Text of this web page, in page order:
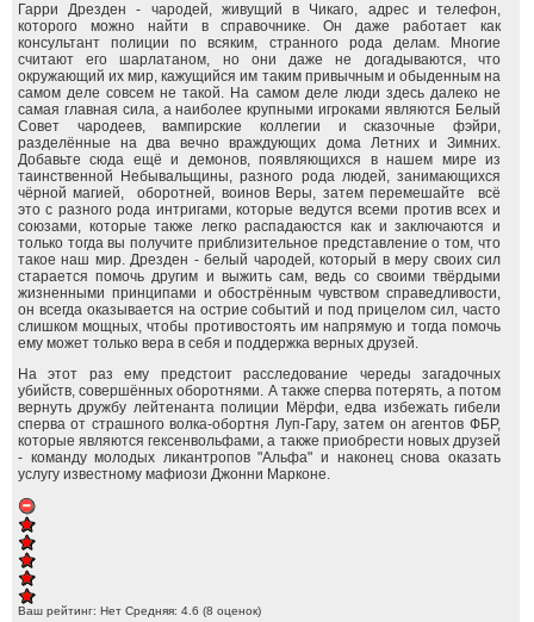
Гарри Дрезден - чародей, живущий в Чикаго, адрес и телефон,
которого можно найти в справочнике. Он даже работает как
консультант полиции по всяким, странного рода делам. Многие
считают его шарлатаном, но они даже не догадываются, что
окружающий их мир, кажущийся им таким привычным и обыденным на
самом деле совсем не такой. На самом деле люди здесь далеко не
самая главная сила, а наиболее крупными игроками являются Белый
Совет чародеев, вампирские коллегии и сказочные фэйри,
разделённые на два вечно враждующих дома Летних и Зимних.
Добавьте сюда ещё и демонов, появляющихся в нашем мире из
таинственной Небывальщины, разного рода людей, занимающихся
чёрной магией, оборотней, воинов Веры, затем перемешайте всё
это с разного рода интригами, которые ведутся всеми против всех и
союзами, которые также легко распадаюстся как и заключаются и
только тогда вы получите приблизительное представление о том, что
такое наш мир. Дрезден - белый чародей, который в меру своих сил
старается помочь другим и выжить сам, ведь со своими твёрдыми
жизненными принципами и обострённым чувством справедливости,
он всегда оказывается на острие событий и под прицелом сил, часто
слишком мощных, чтобы противостоять им напрямую и тогда помочь
ему может только вера в себя и поддержка верных друзей.
На этот раз ему предстоит расследование череды загадочных
убийств, совершённых оборотнями. А также сперва потерять, а потом
вернуть дружбу лейтенанта полиции Мёрфи, едва избежать гибели
сперва от страшного волка-обортня Луп-Гару, затем он агентов ФБР,
которые являются гексенвольфами, а также приобрести новых друзей
- команду молодых ликантропов "Альфа" и наконец снова оказать
услугу известному мафиози Джонни Марконе.
Ваш рейтинг: Нет Средняя: 4.6 (8 оценок)